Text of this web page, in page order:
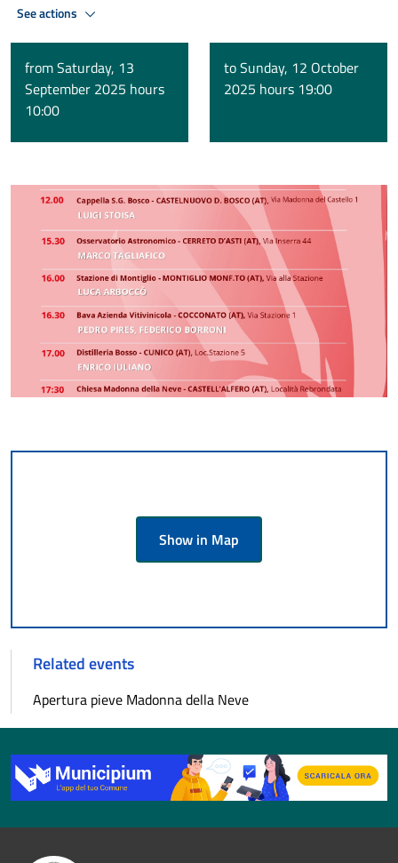
See actions
from Saturday, 13
September 2025 hours
10:00
to Sunday, 12 October
2025 hours 19:00
Show in Map
Related events
Apertura pieve Madonna della Neve